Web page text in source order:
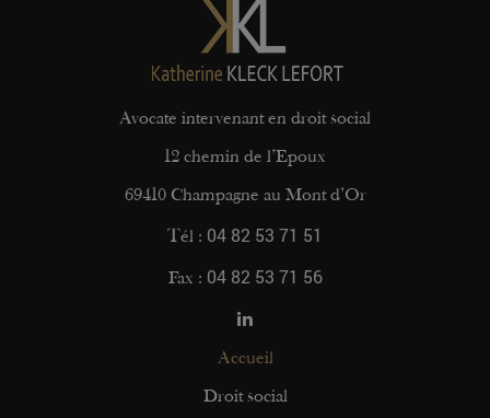
Avocate intervenant en droit social
12 chemin de l’Epoux
69410 Champagne au Mont d’Or
Tél : 04 82 53 71 51
Fax : 04 82 53 71 56
Accueil
Droit social